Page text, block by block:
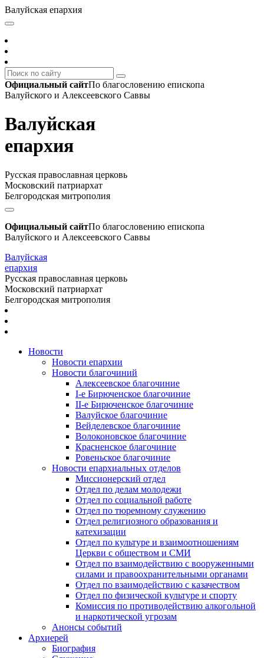
Валуйская епархия
Официальный сайтПо благословению епископа
Валуйского и Алексеевского Саввы
Валуйская
епархия
Русская православная церковь
Московский патриархат
Белгородская митрополия
Официальный сайтПо благословению епископа
Валуйского и Алексеевского Саввы
Валуйская
епархия
Русская православная церковь
Московский патриархат
Белгородская митрополия
Новости
Новости епархии
Новости благочиний
Алексеевское благочиние
I-е Бирюченское благочиние
II-е Бирюченское благочиние
Валуйское благочиние
Вейделевское благочиние
Волоконовское благочиние
Красненское благочиние
Ровеньское благочиние
Новости епархиальных отделов
Миссионерский отдел
Отдел по делам молодежи
Отдел по социальной работе
Отдел по тюремному служению
Отдел религиозного образования и
катехизации
Отдел по культуре и взаимоотношениям
Церкви с обществом и СМИ
Отдел по взаимодействию с вооруженными
силами и правоохранительными органами
Отдел по взаимодействию с казачеством
Отдел по физической культуре и спорту
Комиссия по противодействию алкогольной
и наркотической угрозам
Анонсы событий
Архиерей
Биография